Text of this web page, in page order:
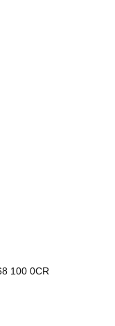
100 0CR